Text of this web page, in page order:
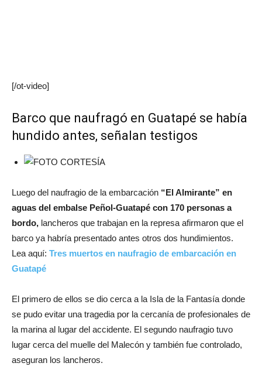
[/ot-video]
Barco que naufragó en Guatapé se había
hundido antes, señalan testigos
Luego del naufragio de la embarcación “El Almirante” en
aguas del embalse Peñol-Guatapé con 170 personas a
bordo, lancheros que trabajan en la represa afirmaron que el
barco ya habría presentado antes otros dos hundimientos.
Lea aquí: Tres muertos en naufragio de embarcación en
Guatapé
El primero de ellos se dio cerca a la Isla de la Fantasía donde
se pudo evitar una tragedia por la cercanía de profesionales de
la marina al lugar del accidente. El segundo naufragio tuvo
lugar cerca del muelle del Malecón y también fue controlado,
aseguran los lancheros.